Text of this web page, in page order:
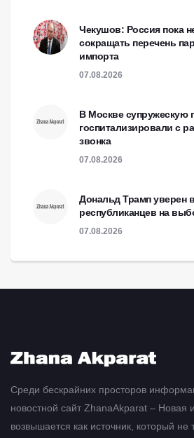
Чекушов: Россия пока
сокращать перечень
импорта
07.08.2026
В Москве супружескую
госпитализировали с
звонка
07.08.2026
Дональд Трамп уверен
республиканцев на
07.08.2026
Среди бескрайних просторов
новостной сайт ZhanaAkparat – Новая
возвышается как источник, который не